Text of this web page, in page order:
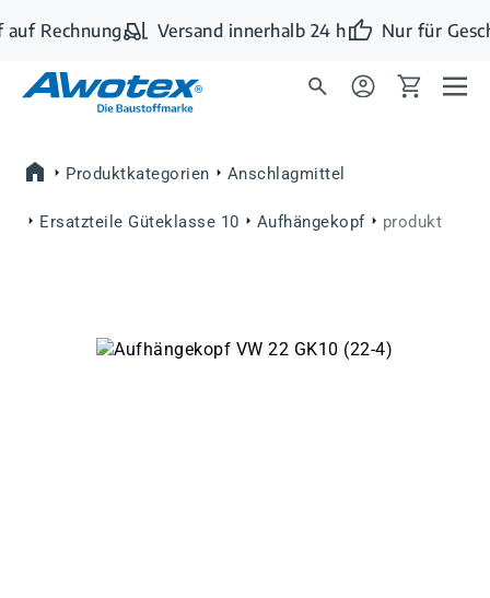
Zum Hauptinhalt springen
Rechnung Versand innerhalb 24 h Nur für
Produktkategorien Anschlagmittel
Ersatzteile Güteklasse 10 Aufhängekopf produkt
Bildergalerie überspringen